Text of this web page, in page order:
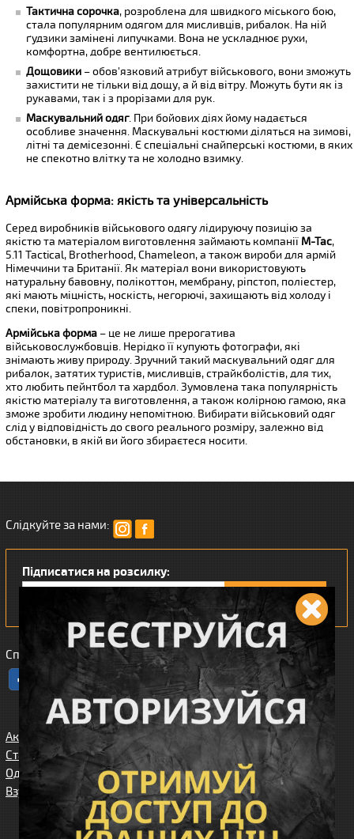
Тактична сорочка, розроблена для швидкого міського бою,
стала популярним одягом для мисливців, рибалок. На ній
ґудзики замінені липучками. Вона не ускладнює рухи,
комфортна, добре вентилюється.
Дощовики – обов'язковий атрибут військового, вони зможуть
захистити не тільки від дощу, а й від вітру. Можуть бути як із
рукавами, так і з прорізами для рук.
Маскувальний одяг. При бойових діях йому надається
особливе значення. Маскувальні костюми діляться на зимові,
літні та демісезонні. Є спеціальні снайперські костюми, в яких
не спекотно влітку та не холодно взимку.
Армійська форма: якість та універсальність
Серед виробників військового одягу лідируючу позицію за
якістю та матеріалом виготовлення займають компанії M-Tac,
5.11 Tactical, Brotherhood, Chameleon, а також вироби для армій
Німеччини та Британії. Як матеріал вони використовують
натуральну бавовну, полікоттон, мембрану, ріпстоп, поліестер,
які мають міцність, носкість, негорючі, захищають від холоду і
спеки, повітропроникні.
Армійська форма – це не лише прерогатива
військовослужбовців. Нерідко її купують фотографи, які
знімають живу природу. Зручний такий маскувальний одяг для
рибалок, затятих туристів, мисливців, страйкболістів, для тих,
хто любить пейнтбол та хардбол. Зумовлена ​​така популярність
якістю матеріалу та виготовлення, а також колірною гамою, яка
зможе зробити людину непомітною. Вибирати військовий одяг
слід у відповідність до свого реального розміру, залежно від
обстановки, в якій ви його збираєтеся носити.
Слідкуйте за нами:
Підписатися на розсилку:
Сподобався наш інтернет магазин?
Акції
Статті/огляди
Одяг
Взуття
Спорядження
Збройові
аксесуари
Доставка та
оплата
Клієнтам
Про нас
Карта сайта
Угода
користувача